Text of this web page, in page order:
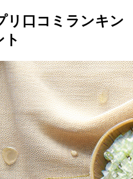
リ口コミランキン
ト